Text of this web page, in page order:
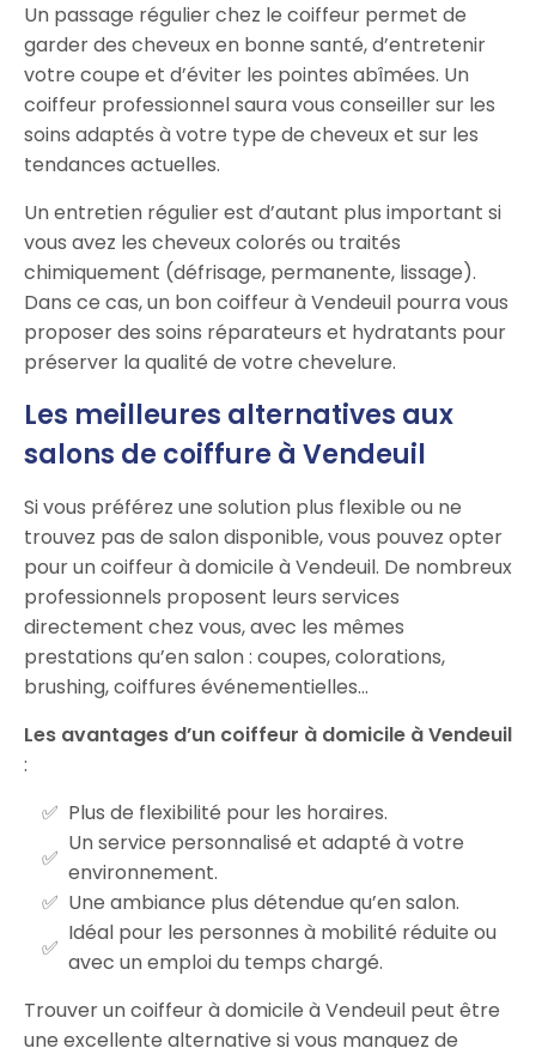
Un passage régulier chez le coiffeur permet de
garder des cheveux en bonne santé, d’entretenir
votre coupe et d’éviter les pointes abîmées. Un
coiffeur professionnel saura vous conseiller sur les
soins adaptés à votre type de cheveux et sur les
tendances actuelles.
Un entretien régulier est d’autant plus important si
vous avez les cheveux colorés ou traités
chimiquement (défrisage, permanente, lissage).
Dans ce cas, un bon coiffeur à Vendeuil pourra vous
proposer des soins réparateurs et hydratants pour
préserver la qualité de votre chevelure.
Les meilleures alternatives aux
salons de coiffure à Vendeuil
Si vous préférez une solution plus flexible ou ne
trouvez pas de salon disponible, vous pouvez opter
pour un coiffeur à domicile à Vendeuil. De nombreux
professionnels proposent leurs services
directement chez vous, avec les mêmes
prestations qu’en salon : coupes, colorations,
brushing, coiffures événementielles…
Les avantages d’un coiffeur à domicile à Vendeuil
:
Plus de flexibilité pour les horaires.
Un service personnalisé et adapté à votre
environnement.
Une ambiance plus détendue qu’en salon.
Idéal pour les personnes à mobilité réduite ou
avec un emploi du temps chargé.
Trouver un coiffeur à domicile à Vendeuil peut être
une excellente alternative si vous manquez de